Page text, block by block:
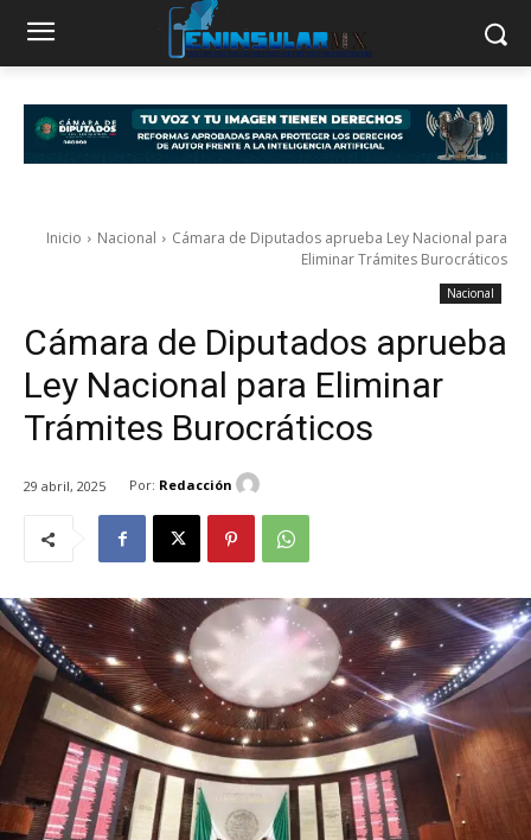
Inicio Nacional
Cámara de Diputados aprueba Ley Nacional para
Eliminar Trámites Burocráticos
Nacional
Cámara de Diputados aprueba
Ley Nacional para Eliminar
Trámites Burocráticos
29 abril, 2025 Por: Redacción